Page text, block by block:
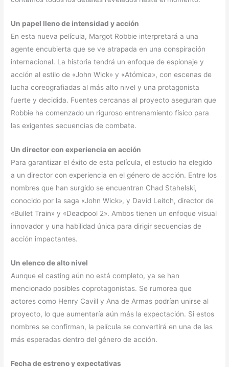
Un papel lleno de intensidad y acción
En esta nueva película, Margot Robbie interpretará a una
agente encubierta que se ve atrapada en una conspiración
internacional. La historia tendrá un enfoque de espionaje y
acción al estilo de «John Wick» y «Atómica», con escenas de
lucha coreografiadas al más alto nivel y una protagonista
fuerte y decidida. Fuentes cercanas al proyecto aseguran que
Robbie ha comenzado un riguroso entrenamiento físico para
las exigentes secuencias de combate.
Un director con experiencia en acción
Para garantizar el éxito de esta película, el estudio ha elegido
a un director con experiencia en el género de acción. Entre los
nombres que han surgido se encuentran Chad Stahelski,
conocido por la saga «John Wick», y David Leitch, director de
«Bullet Train» y «Deadpool 2». Ambos tienen un enfoque visual
innovador y una habilidad única para dirigir secuencias de
acción impactantes.
Un elenco de alto nivel
Aunque el casting aún no está completo, ya se han
mencionado posibles coprotagonistas. Se rumorea que
actores como Henry Cavill y Ana de Armas podrían unirse al
proyecto, lo que aumentaría aún más la expectación. Si estos
nombres se confirman, la película se convertirá en una de las
más esperadas dentro del género de acción.
Fecha de estreno y expectativas